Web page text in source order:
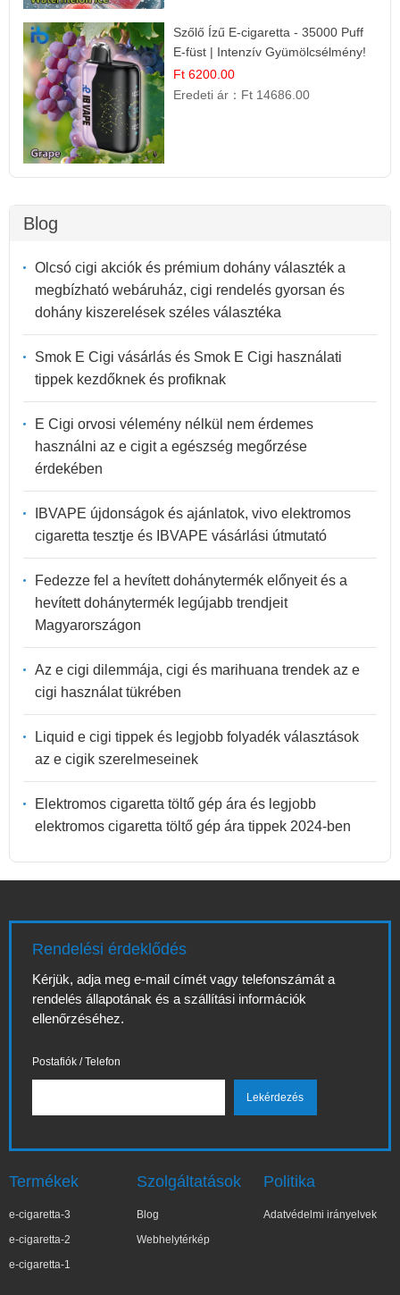
Szőlő Ízű E-cigaretta - 35000 Puff
E-füst | Intenzív Gyümölcsélmény!
Ft 6200.00
Eredeti ár： Ft 14686.00
Blog
Olcsó cigi akciók és prémium dohány választék a
megbízható webáruház, cigi rendelés gyorsan és
dohány kiszerelések széles választéka
Smok E Cigi vásárlás és Smok E Cigi használati
tippek kezdőknek és profiknak
E Cigi orvosi vélemény nélkül nem érdemes
használni az e cigit a egészség megőrzése
érdekében
IBVAPE újdonságok és ajánlatok, vivo elektromos
cigaretta tesztje és IBVAPE vásárlási útmutató
Fedezze fel a hevített dohánytermék előnyeit és a
hevített dohánytermék legújabb trendjeit
Magyarországon
Az e cigi dilemmája, cigi és marihuana trendek az e
cigi használat tükrében
Liquid e cigi tippek és legjobb folyadék választások
az e cigik szerelmeseinek
Elektromos cigaretta töltő gép ára és legjobb
elektromos cigaretta töltő gép ára tippek 2024-ben
Rendelési érdeklődés
Kérjük, adja meg e-mail címét vagy telefonszámát a
rendelés állapotának és a szállítási információk
ellenőrzéséhez.
Postafiók / Telefon
Termékek
e-cigaretta-3
e-cigaretta-2
e-cigaretta-1
Szolgáltatások
Blog
Webhelytérkép
Politika
Adatvédelmi irányelvek